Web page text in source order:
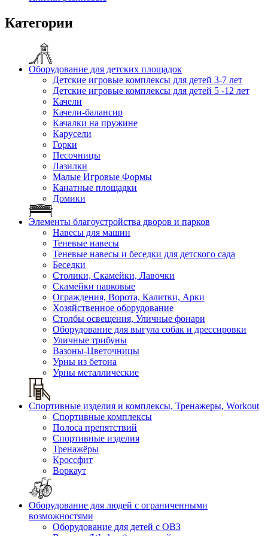
Категории
Оборудование для детских площадок
Детские игровые комплексы для детей 3-7 лет
Детские игровые комплексы для детей 5 -12 лет
Качели
Качели-балансир
Качалки на пружине
Карусели
Горки
Песочницы
Лазилки
Малые Игровые Формы
Канатные площадки
Домики
Элементы благоустройства дворов и парков
Навесы для машин
Теневые навесы
Теневые навесы и беседки для детского сада
Беседки
Столики, Скамейки, Лавочки
Скамейки парковые
Ограждения, Ворота, Калитки, Арки
Хозяйственное оборудование
Столбы освещения, Уличные фонари
Оборудование для выгула собак и дрессировки
Уличные трибуны
Вазоны-Цветочницы
Урны из бетона
Урны металлические
Спортивные изделия и комплексы, Тренажеры, Workout
Спортивные комплексы
Полоса препятствий
Спортивные изделия
Тренажёры
Кроссфит
Воркаут
Оборудование для людей с ограниченными
возможностями
Оборудование для детей с ОВЗ